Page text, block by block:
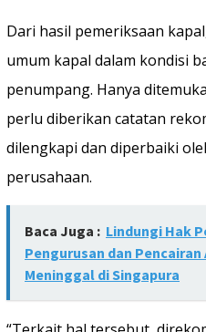
Dari hasil pemeriksaan
umum kapal dalam kondisi
penumpang. Hanya
perlu diberikan catatan
dilengkapi dan diperbaiki
perusahaan.
Baca Juga : Lindungi Hak
Pengurusan dan
Meninggal di Singapura